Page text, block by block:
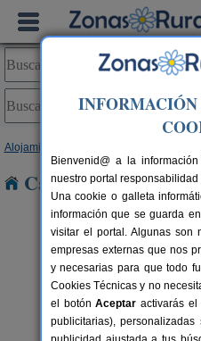
Alojamientos
Casas Rurales
El Sueño de
Villarrubia de
INFORMACIÓN
Bienvenid@ a la
nuestro portal responsabilidad
Una cookie o galleta
información que se guarda
visitar el portal. Algunas son
empresas externas que nos
y necesarias para que todo
Cookies Técnicas y no
el botónAceptar activarás
publicitarias),